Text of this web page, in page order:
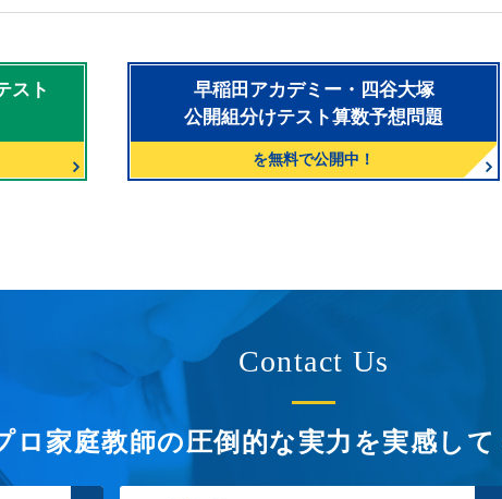
スト
早稲田アカデミー・四谷大塚
公開組分けテスト算数予想問題
を無料で公開中！
Contact Us
ロ家庭教師の圧倒的な実力を実感して